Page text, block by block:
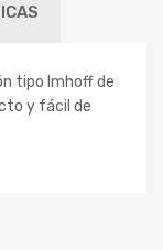
tipo Imhoff de
y fácil de